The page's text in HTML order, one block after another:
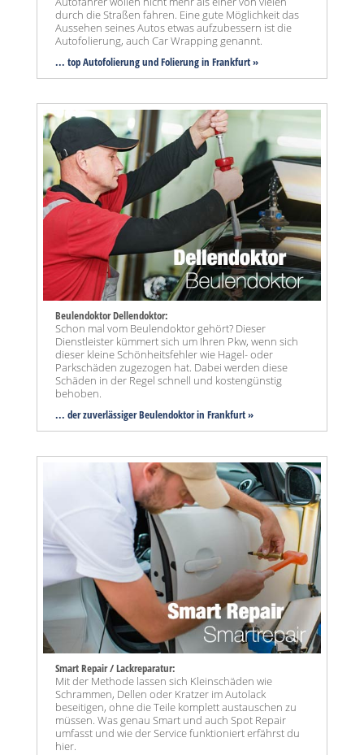
durch die Straßen fahren. Eine gute Möglichkeit das
Aussehen seines Autos etwas aufzubessern ist die
Autofolierung, auch Car Wrapping genannt.
... top Autofolierung und Folierung in Frankfurt »
Beulendoktor Dellendoktor:
Schon mal vom Beulendoktor gehört? Dieser
Dienstleister kümmert sich um Ihren Pkw, wenn sich
dieser kleine Schönheitsfehler wie Hagel- oder
Parkschäden zugezogen hat. Dabei werden diese
Schäden in der Regel schnell und kostengünstig
behoben.
... der zuverlässiger Beulendoktor in Frankfurt »
Smart Repair / Lackreparatur:
Mit der Methode lassen sich Kleinschäden wie
Schrammen, Dellen oder Kratzer im Autolack
beseitigen, ohne die Teile komplett austauschen zu
müssen. Was genau Smart und auch Spot Repair
umfasst und wie der Service funktioniert erfährst du
hier.